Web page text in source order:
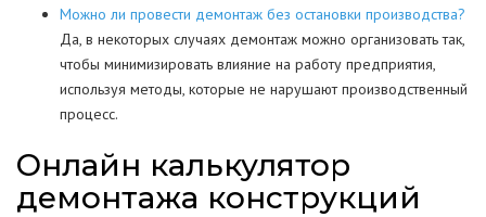
Можно ли провести демонтаж без остановки производства?
Да, в некоторых случаях демонтаж можно организовать так,
чтобы минимизировать влияние на работу предприятия,
используя методы, которые не нарушают производственный
процесс.
Онлайн калькулятор
демонтажа конструкций